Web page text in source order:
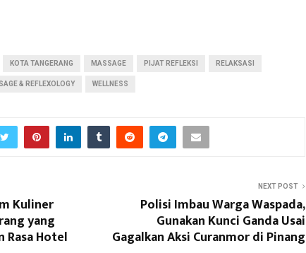
KOTA TANGERANG MASSAGE PIJAT REFLEKSI RELAKSASI
& REFLEXOLOGY WELLNESS
Kuliner
yang
Rasa Hotel
NEXT POST
Polisi Imbau Warga Waspada,
Gunakan Kunci Ganda Usai
Gagalkan Aksi Curanmor di Pinang